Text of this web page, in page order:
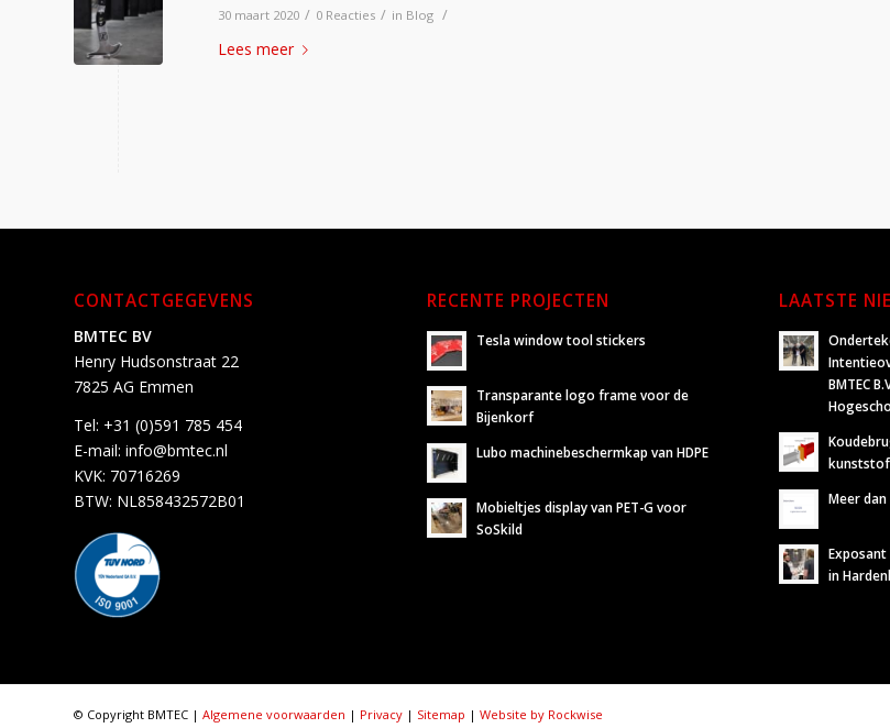
30 maart 2020 / 0 Reacties / in Blog /
Lees meer
CONTACTGEGEVENS
BMTEC BV
Henry Hudsonstraat 22
7825 AG Emmen
Tel: +31 (0)591 785 454
E-mail: info@bmtec.nl
KVK: 70716269
BTW: NL858432572B01
RECENTE PROJECTEN
Tesla window tool stickers
Transparante logo frame voor de
Bijenkorf
Lubo machinebeschermkap van HDPE
Mobieltjes display van PET-G voor
SoSkild
LAATSTE
BMTEC
Meer
in
© Copyright BMTEC | Algemene voorwaarden | Privacy | Sitemap | Website by Rockwise